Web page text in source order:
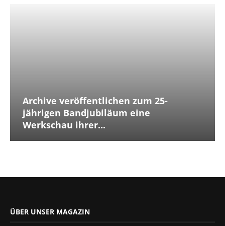
Archive veröffentlichen zum 25-
jährigen Bandjubiläum eine
Werkschau ihrer...
ÜBER UNSER MAGAZIN